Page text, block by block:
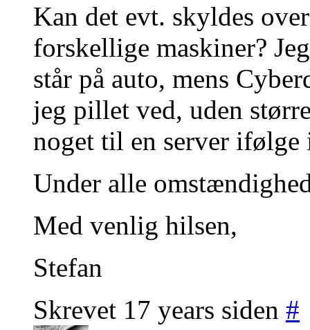
Kan det evt. skyldes
forskellige maskiner?
står på auto, mens
jeg pillet ved, uden
noget til en server ifølge
Under alle
Med venlig hilsen,
Stefan
Skrevet 17 years siden #